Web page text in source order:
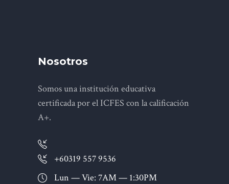
Nosotros
Somos una institución educativa
certificada por el ICFES con la calificación
A+.
+60319 557 9536
Lun — Vie: 7AM — 1:30PM